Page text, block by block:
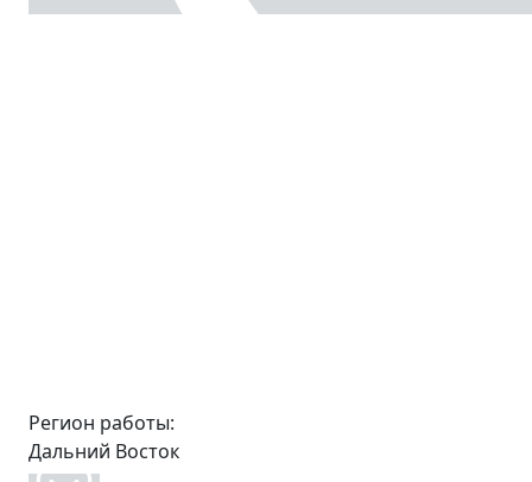
Регион работы:
Дальний Восток